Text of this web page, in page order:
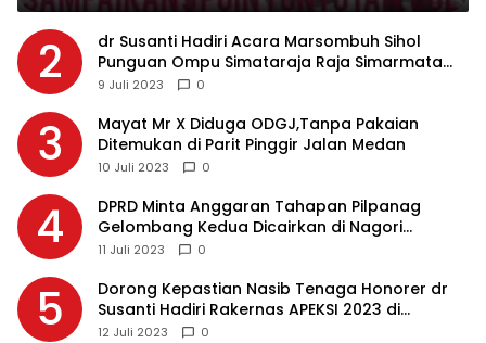
2
dr Susanti Hadiri Acara Marsombuh Sihol
Punguan Ompu Simataraja Raja Simarmata
Dohot Boruna Kota Siantar
9 Juli 2023 0
3
Mayat Mr X Diduga ODGJ,Tanpa Pakaian
Ditemukan di Parit Pinggir Jalan Medan
10 Juli 2023 0
4
DPRD Minta Anggaran Tahapan Pilpanag
Gelombang Kedua Dicairkan di Nagori
Masing-masing, Ini Alasannya…
11 Juli 2023 0
5
Dorong Kepastian Nasib Tenaga Honorer dr
Susanti Hadiri Rakernas APEKSI 2023 di
Makassar
12 Juli 2023 0